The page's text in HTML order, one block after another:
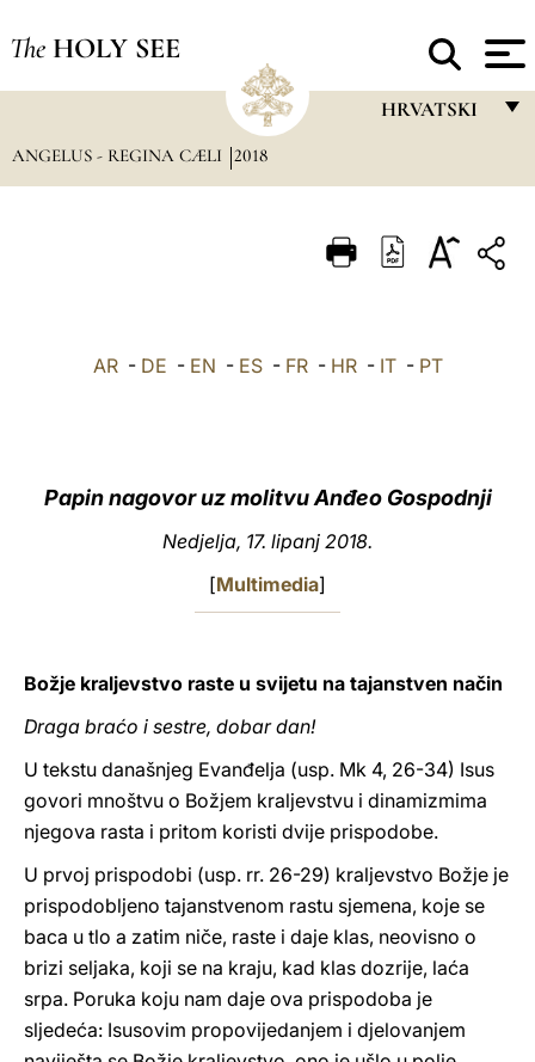
The HOLY SEE
HRVATSKI
ITALIANO
ANGELUS - REGINA CÆLI 2018
AR- DE - EN - ES- FR- HR- IT- PT
Papin nagovor uz molitvu Anđeo Gospodnji
Nedjelja, 17. lipanj 2018.
[Multimedia]
Božje kraljevstvo raste u svijetu na tajanstven način
Draga braćo i sestre, dobar dan!
U tekstu današnjeg Evanđelja (usp. Mk 4, 26-34) Isus
govori mnoštvu o Božjem kraljevstvu i dinamizmima
njegova rasta i pritom koristi dvije prispodobe.
U prvoj prispodobi (usp. rr. 26-29) kraljevstvo Božje je
prispodobljeno tajanstvenom rastu sjemena, koje se
baca u tlo a zatim niče, raste i daje klas, neovisno o
brizi seljaka, koji se na kraju, kad klas dozrije, laća
srpa. Poruka koju nam daje ova prispodoba je
sljedeća: Isusovim propovijedanjem i djelovanjem